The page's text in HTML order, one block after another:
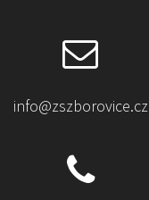
info@zszborovice.cz